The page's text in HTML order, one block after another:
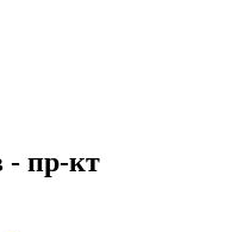
- пр-кт